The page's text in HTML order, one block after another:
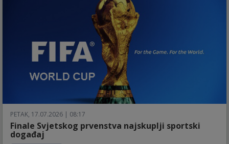
PETAK, 17.07.2026 | 08:17
Finale Svjetskog prvenstva najskuplji sportski
događaj